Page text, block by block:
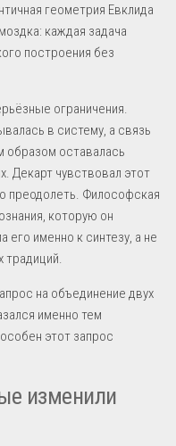
геометрия Евклида
каждая задача
построения без
ограничения.
в систему, а связь
образом оставалась
Декарт чувствовал этот
преодолеть. Философская
которую он
его именно к синтезу, а не
традиций.
на объединение двух
именно тем
этот запрос
изменили